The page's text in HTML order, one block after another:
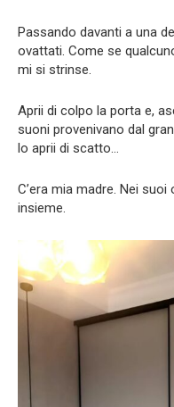
Passando davanti a una
ovattati. Come se
mi si strinse.
Aprii di colpo la porta e,
suoni provenivano dal
lo aprii di scatto…
C’era mia madre. Nei
insieme.